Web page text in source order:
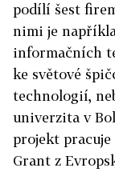
podílí šest
nimi je
informačních
ke světové
technologií,
univerzita v
projekt
Grant z